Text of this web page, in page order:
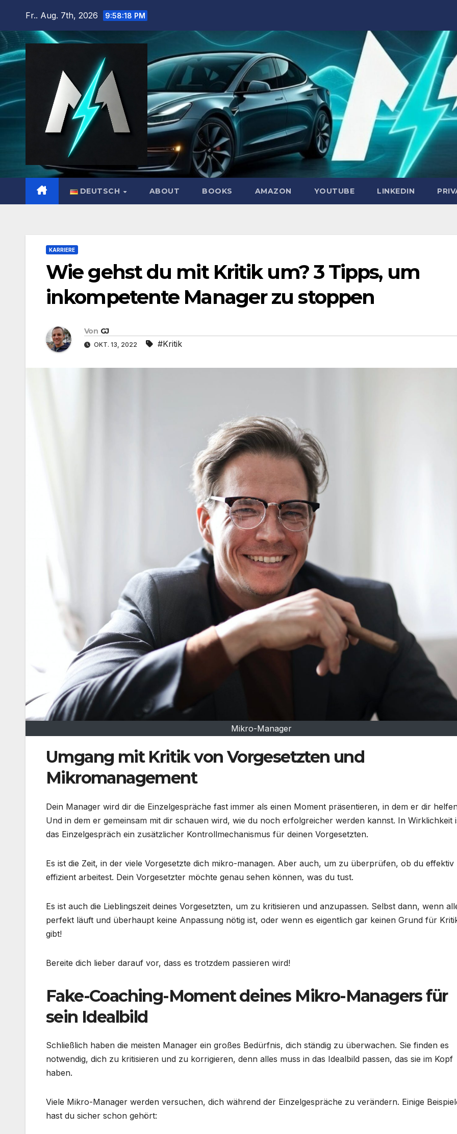
springen
Fr.. Aug. 7th, 2026 9:58:20 PM
DEUTSCH ABOUT BOOKS AMAZON YOUTUBE LINKEDIN
KARRIERE
Wie gehst du mit Kritik um? 3 Tipps, um
inkompetente Manager zu stoppen
Von GJ
OKT. 13, 2022 #Kritik
Mikro-Manager
Umgang mit Kritik von Vorgesetzten und
Mikromanagement
Dein Manager wird dir die Einzelgespräche fast immer als einen Moment präsentieren, in dem er dir
Und in dem er gemeinsam mit dir schauen wird, wie du noch erfolgreicher werden kannst. In Wirklichkeit
das Einzelgespräch ein zusätzlicher Kontrollmechanismus für deinen Vorgesetzten.
Es ist die Zeit, in der viele Vorgesetzte dich mikro-managen. Aber auch, um zu überprüfen, ob du effektiv
effizient arbeitest. Dein Vorgesetzter möchte genau sehen können, was du tust.
Es ist auch die Lieblingszeit deines Vorgesetzten, um zu kritisieren und anzupassen. Selbst dann, wenn
perfekt läuft und überhaupt keine Anpassung nötig ist, oder wenn es eigentlich gar keinen Grund für
gibt!
Bereite dich lieber darauf vor, dass es trotzdem passieren wird!
Fake-Coaching-Moment deines Mikro-Managers für
sein Idealbild
Schließlich haben die meisten Manager ein großes Bedürfnis, dich ständig zu überwachen. Sie finden es
notwendig, dich zu kritisieren und zu korrigieren, denn alles muss in das Idealbild passen, das sie im Kopf
haben.
Viele Mikro-Manager werden versuchen, dich während der Einzelgespräche zu verändern. Einige
hast du sicher schon gehört: